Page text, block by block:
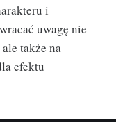
i
uwagę nie
także na
efektu